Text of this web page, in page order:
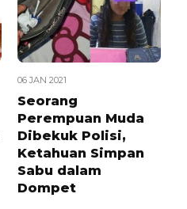
06 JAN 2021
Seorang
Perempuan Muda
Dibekuk Polisi,
Ketahuan Simpan
Sabu dalam
Dompet